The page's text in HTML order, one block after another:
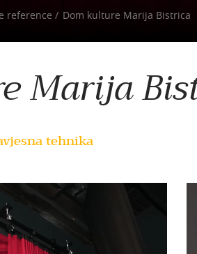
reference Dom kulture Marija Bistrica
Marija
tehnika